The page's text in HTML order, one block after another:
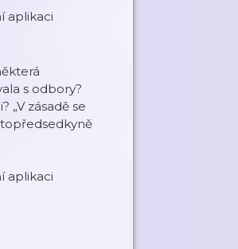
aplikaci
s odbory?
zásadě se
aplikaci